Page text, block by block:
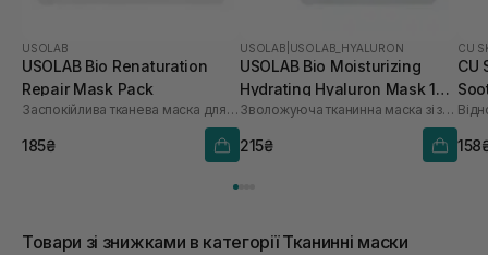
USOLAB
USOLAB Bio Renaturation
Repair Mask Pack
Заспокійлива тканева маска для обличчя
185₴
USOLAB USOLAB_HYALURON
USOLAB Bio Moisturizing
Hydrating Hyaluron Mask 1
шт
Зволожуюча тканинна маска зі заспокійливою та антивіковою дією
215₴
CU
CU
Товари зі знижками в категорії Тканинні маски